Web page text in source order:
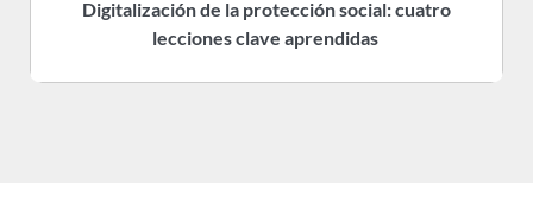
Digitalización de la protección social: cuatro
lecciones clave aprendidas